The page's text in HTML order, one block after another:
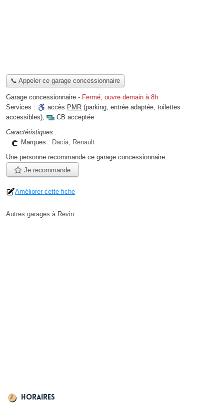
📞 Appeler ce garage concessionnaire
Garage concessionnaire - Fermé, ouvre demain à 8h
Services :
accès PMR (parking, entrée adaptée, toilettes
accessibles),
CB acceptée
Caractéristiques :
Marques : Dacia, Renault
Une personne recommande ce garage concessionnaire.
Je recommande
Améliorer cette fiche
Autres garages à Revin
Horaires